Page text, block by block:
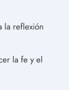
la reflexión
la fe y el